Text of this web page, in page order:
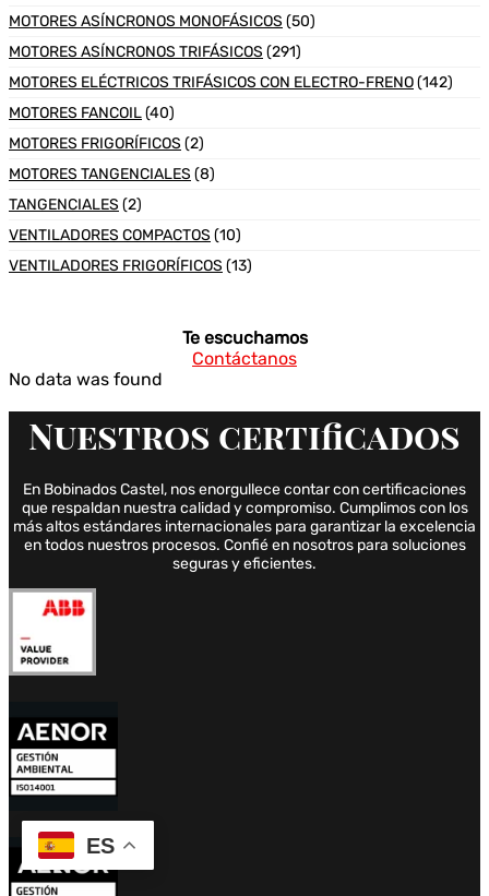
MOTORES ASÍNCRONOS MONOFÁSICOS (50)
MOTORES ASÍNCRONOS TRIFÁSICOS (291)
MOTORES ELÉCTRICOS TRIFÁSICOS CON ELECTRO-FRENO(142)
MOTORES FANCOIL(40)
MOTORES FRIGORÍFICOS (2)
MOTORES TANGENCIALES (8)
TANGENCIALES (2)
VENTILADORES COMPACTOS (10)
VENTILADORES FRIGORÍFICOS (13)
Te escuchamos
Contáctanos
No data was found
Nuestros certificados
En Bobinados Castel, nos enorgullece contar con certificaciones
que respaldan nuestra calidad y compromiso. Cumplimos con los
más altos estándares internacionales para garantizar la excelencia
en todos nuestros procesos. Confié en nosotros para soluciones
seguras y eficientes.
ES